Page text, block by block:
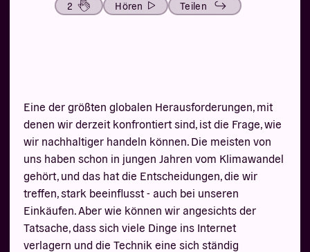
2 Hören Teilen
Eine der größten globalen Herausforderungen, mit
denen wir derzeit konfrontiert sind, ist die Frage, wie
wir nachhaltiger handeln können. Die meisten von
uns haben schon in jungen Jahren vom Klimawandel
gehört, und das hat die Entscheidungen, die wir
treffen, stark beeinflusst - auch bei unseren
Einkäufen. Aber wie können wir angesichts der
Tatsache, dass sich viele Dinge ins Internet
verlagern und die Technik eine sich ständig